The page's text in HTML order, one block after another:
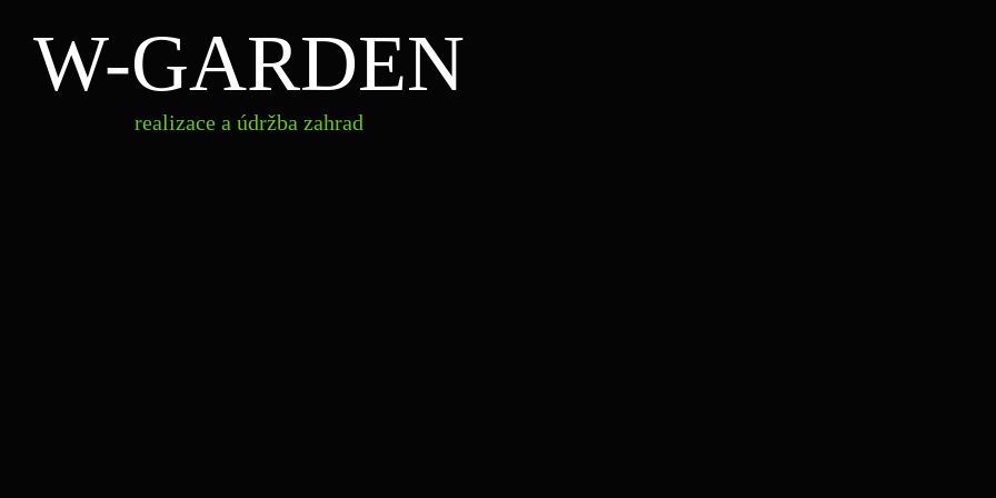
W-GARDEN
realizace a údržba zahrad